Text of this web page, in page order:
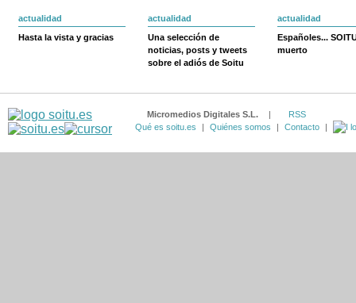
actualidad
Hasta la vista y gracias
actualidad
Una selección de
noticias, posts y tweets
sobre el adiós de Soitu
actualidad
Españoles...
muerto
Micromedios Digitales S.L. |
RSS
Qué es soitu.es
| Quiénes somos | Contacto |